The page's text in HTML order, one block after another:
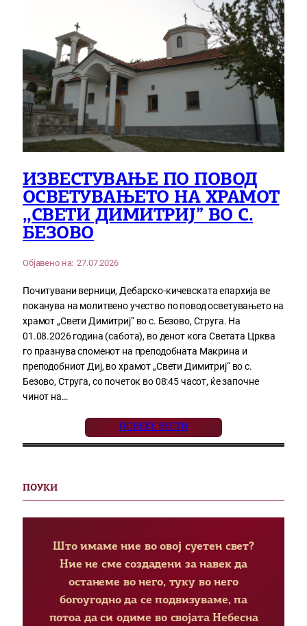
ИЗВЕСТУВАЊЕ ПО ПОВОД
ОСВЕТУВАЊЕТО НА ХРАМОТ
,,СВЕТИ ДИМИТРИЈ” ВО С.
БЕЗОВО
Објавено на: 27.07.2026
Почитувани верници, Дебарско-кичевската епархија ве
поканува на молитвено учество по повод осветувањето на
храмот „Свети Димитриј“ во с. Безово, Струга. На
01.08.2026 година (сабота), во денот кога Светата Црква
го празнува споменот на преподобната Макрина и
преподобниот Диј, во храмот „Свети Димитриј“ во с.
Безово, Струга, со почеток во 08:45 часот, ќе започне
чинот на…
ПОВЕЌЕ ВЕСТИ
ПОУКИ
Што имаме ние во овој суетен свет?
Ние не сме создадени за навек да
останеме во него, туку во него
богоугодно да се подвизуваме, па
потоа да си одиме во својата Небесна